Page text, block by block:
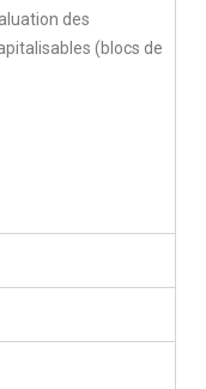
des
(blocs de